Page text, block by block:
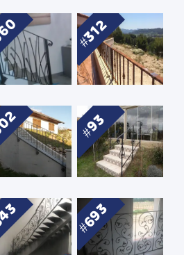
312
93
693